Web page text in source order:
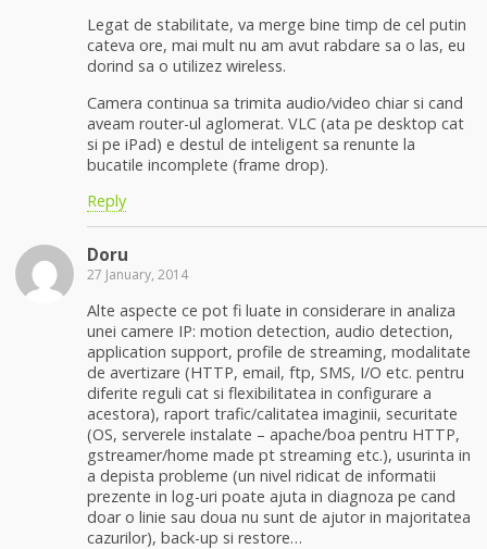
Legat de stabilitate, va merge bine timp de cel putin
cateva ore, mai mult nu am avut rabdare sa o las, eu
dorind sa o utilizez wireless.
Camera continua sa trimita audio/video chiar si cand
aveam router-ul aglomerat. VLC (ata pe desktop cat
si pe iPad) e destul de inteligent sa renunte la
bucatile incomplete (frame drop).
Reply
Doru
27 January, 2014
Alte aspecte ce pot fi luate in considerare in analiza
unei camere IP: motion detection, audio detection,
application support, profile de streaming, modalitate
de avertizare (HTTP, email, ftp, SMS, I/O etc. pentru
diferite reguli cat si flexibilitatea in configurare a
acestora), raport trafic/calitatea imaginii, securitate
(OS, serverele instalate – apache/boa pentru HTTP,
gstreamer/home made pt streaming etc.), usurinta in
a depista probleme (un nivel ridicat de informatii
prezente in log-uri poate ajuta in diagnoza pe cand
doar o linie sau doua nu sunt de ajutor in majoritatea
cazurilor), back-up si restore…